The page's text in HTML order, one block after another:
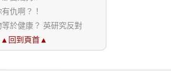
仇啊？！
等於健康？ 英研究反對
▲回到頁首▲